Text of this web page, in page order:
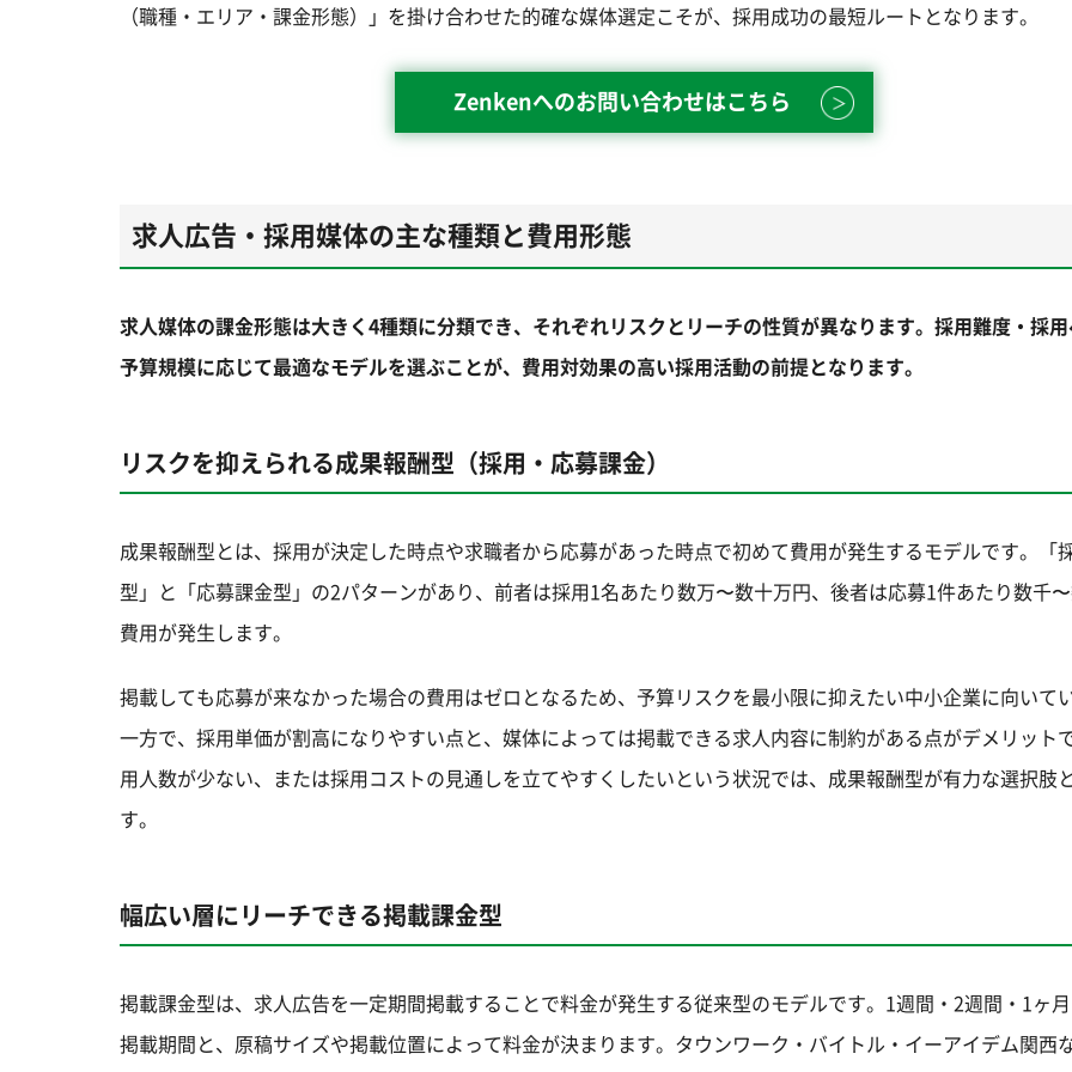
（職種・エリア・課金形態）」を掛け合わせた的確な媒体選定こそが、採用成功の最短ルートとなります。
Zenkenへのお問い合わせはこちら
求人広告・採用媒体の主な種類と費用形態
求人媒体の課金形態は大きく4種類に分類でき、それぞれリスクとリーチの性質が異なります。採用難度・採
予算規模に応じて最適なモデルを選ぶことが、費用対効果の高い採用活動の前提となります。
リスクを抑えられる成果報酬型（採用・応募課金）
成果報酬型とは、採用が決定した時点や求職者から応募があった時点で初めて費用が発生するモデルです。「
型」と「応募課金型」の2パターンがあり、前者は採用1名あたり数万〜数十万円、後者は応募1件あたり数千
費用が発生します。
掲載しても応募が来なかった場合の費用はゼロとなるため、予算リスクを最小限に抑えたい中小企業に向いて
一方で、採用単価が割高になりやすい点と、媒体によっては掲載できる求人内容に制約がある点がデメリット
用人数が少ない、または採用コストの見通しを立てやすくしたいという状況では、成果報酬型が有力な選択肢
す。
幅広い層にリーチできる掲載課金型
掲載課金型は、求人広告を一定期間掲載することで料金が発生する従来型のモデルです。1週間・2週間・1ヶ
掲載期間と、原稿サイズや掲載位置によって料金が決まります。タウンワーク・バイトル・イーアイデム関西